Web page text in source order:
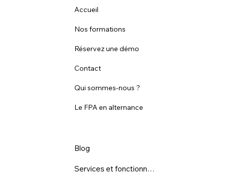
Blog
Services et fonctionnalités
Accueil
Nos formations
Réservez une démo
Contact
Qui sommes-nous ?
Le FPA en alternance